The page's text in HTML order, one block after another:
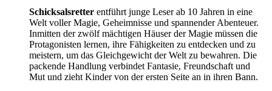
Schicksalsretter entführt junge Leser ab 10 Jahren in eine
Welt voller Magie, Geheimnisse und spannender Abenteuer.
Inmitten der zwölf mächtigen Häuser der Magie müssen die
Protagonisten lernen, ihre Fähigkeiten zu entdecken und zu
meistern, um das Gleichgewicht der Welt zu bewahren. Die
packende Handlung verbindet Fantasie, Freundschaft und
Mut und zieht Kinder von der ersten Seite an in ihren Bann.